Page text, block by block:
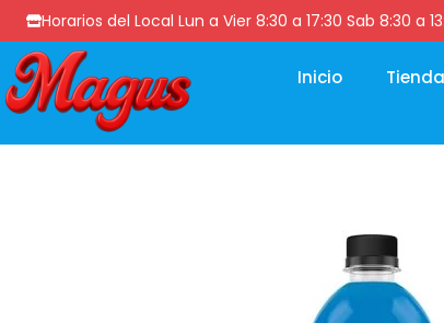
Horarios del Local Lun a Vier 8:30 a 17:30 Sab 8:30
Inicio Tienda